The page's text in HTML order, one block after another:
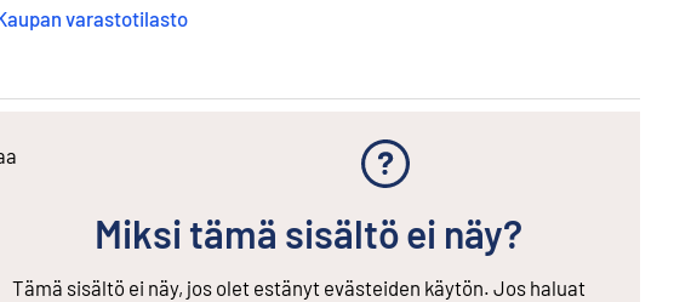
varastotilasto
Miksi tämä sisältö ei näy?
Tämä sisältö ei näy, jos olet estänyt evästeiden käytön. Jos haluat